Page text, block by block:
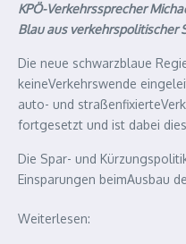
KPÖ-Verkehrssprecher
Blau aus verkehrspolitis­cher
Die neue schwarzblaue
keineVerkehrswende
auto- und
fortgesetzt und ist dabei
Die Spar- und
Einsparungen beimAusbau
Weiterlesen: